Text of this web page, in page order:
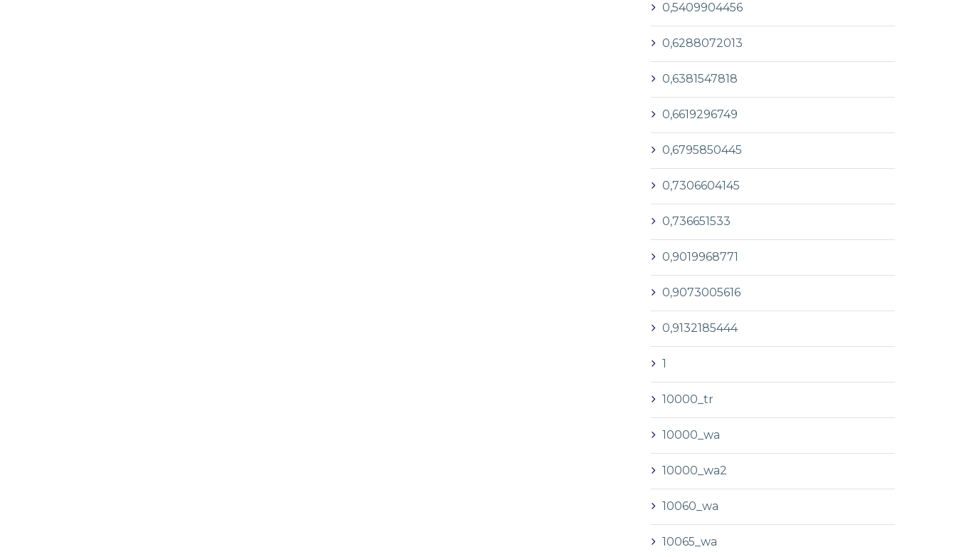
0,5409904456
0,6288072013
0,6381547818
0,6619296749
0,6795850445
0,7306604145
0,736651533
0,9019968771
0,9073005616
0,9132185444
1
10000_tr
10000_wa
10000_wa2
10060_wa
10065_wa